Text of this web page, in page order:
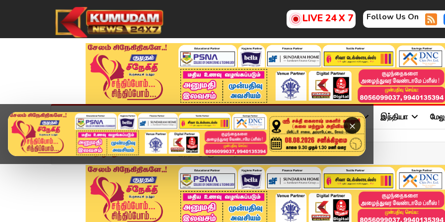
LIVE 24 X 7 Follow Us On
×
முகப்பு விளையாட்டு அண்மை தமிழ்நாடு சினிமா அரசியல் விளையாட்டு இந்தியா
Home தொழில்நுட்பம் மொபைலில் இந்த ஆப் யூஸ் பண்றீங்களா? உடனே டெலிட் ...